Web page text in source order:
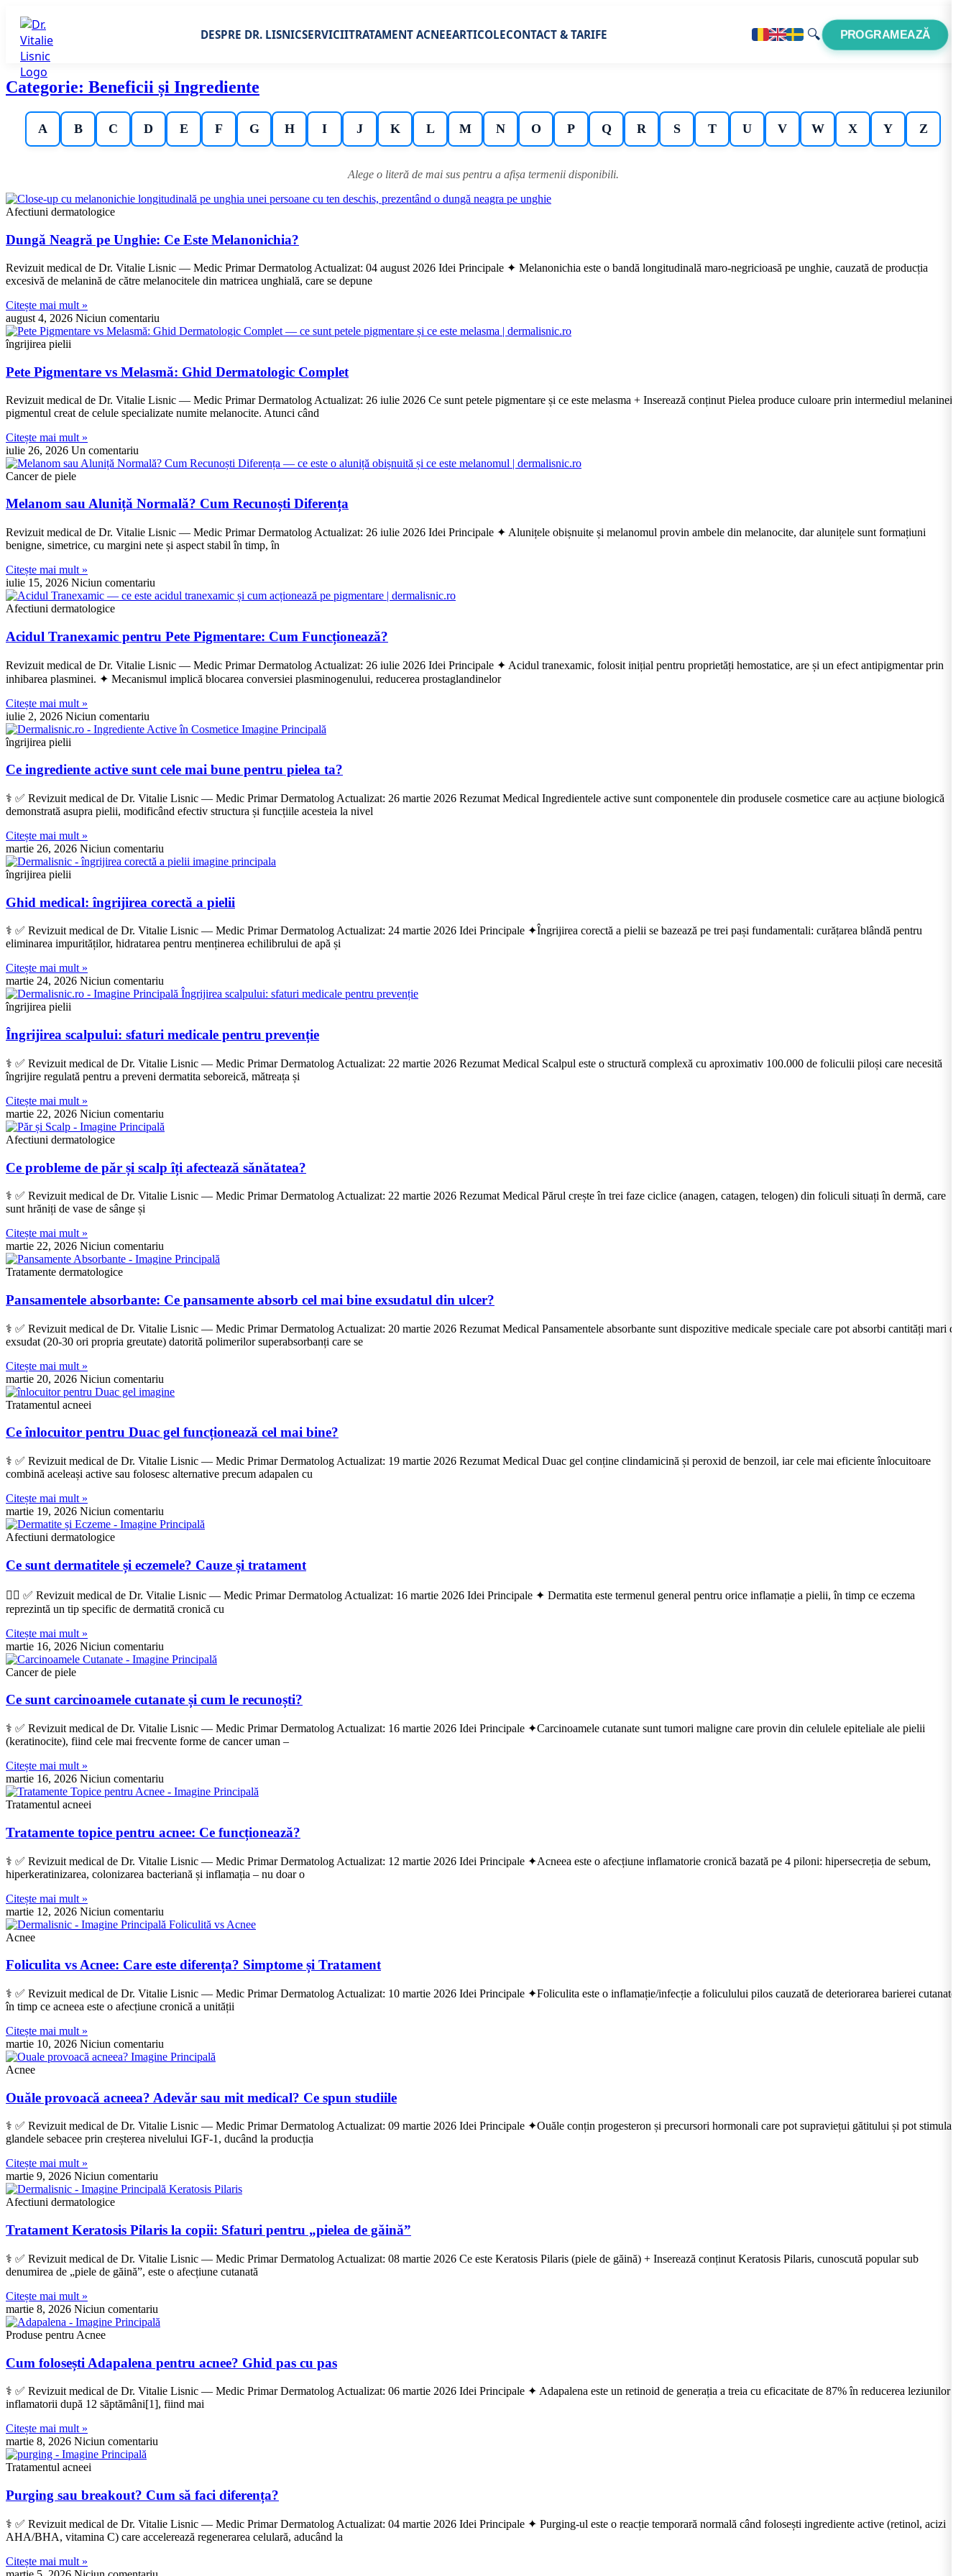
DESPRE DR. LISNICSERVICIITRATAMENT ACNEEARTICOLECONTACT & TARIFE 🔍 PROGRAMEAZĂ
Categorie: Beneficii și Ingrediente
A B C D E F G H I J K L M N O P Q R S T U V W X Y Z
Alege o literă de mai sus pentru a afișa termenii disponibili.
Afectiuni dermatologice
Dungă Neagră pe Unghie: Ce Este Melanonichia?
Revizuit medical de Dr. Vitalie Lisnic — Medic Primar Dermatolog Actualizat: 04 august 2026 Idei Principale ✦ Melanonichia este o bandă longitudinală maro-negricioasă pe unghie, cauzată de producția
excesivă de melanină de către melanocitele din matricea unghială, care se depune
Citește mai mult »
august 4, 2026 Niciun comentariu
îngrijirea pielii
Pete Pigmentare vs Melasmă: Ghid Dermatologic Complet
Revizuit medical de Dr. Vitalie Lisnic — Medic Primar Dermatolog Actualizat: 26 iulie 2026 Ce sunt petele pigmentare și ce este melasma + Inserează conținut Pielea produce culoare prin intermediul melaninei,
pigmentul creat de celule specializate numite melanocite. Atunci când
Citește mai mult »
iulie 26, 2026 Un comentariu
Cancer de piele
Melanom sau Aluniță Normală? Cum Recunoști Diferența
Revizuit medical de Dr. Vitalie Lisnic — Medic Primar Dermatolog Actualizat: 26 iulie 2026 Idei Principale ✦ Alunițele obișnuite și melanomul provin ambele din melanocite, dar alunițele sunt formațiuni
benigne, simetrice, cu margini nete și aspect stabil în timp, în
Citește mai mult »
iulie 15, 2026 Niciun comentariu
Afectiuni dermatologice
Acidul Tranexamic pentru Pete Pigmentare: Cum Funcționează?
Revizuit medical de Dr. Vitalie Lisnic — Medic Primar Dermatolog Actualizat: 26 iulie 2026 Idei Principale ✦ Acidul tranexamic, folosit inițial pentru proprietăți hemostatice, are și un efect antipigmentar prin
inhibarea plasminei. ✦ Mecanismul implică blocarea conversiei plasminogenului, reducerea prostaglandinelor
Citește mai mult »
iulie 2, 2026 Niciun comentariu
îngrijirea pielii
Ce ingrediente active sunt cele mai bune pentru pielea ta?
‍⚕️ ✅ Revizuit medical de Dr. Vitalie Lisnic — Medic Primar Dermatolog Actualizat: 26 martie 2026 Rezumat Medical Ingredientele active sunt componentele din produsele cosmetice care au acțiune biologică
demonstrată asupra pielii, modificând efectiv structura și funcțiile acesteia la nivel
Citește mai mult »
martie 26, 2026 Niciun comentariu
îngrijirea pielii
Ghid medical: îngrijirea corectă a pielii
‍⚕️ ✅ Revizuit medical de Dr. Vitalie Lisnic — Medic Primar Dermatolog Actualizat: 24 martie 2026 Idei Principale ✦Îngrijirea corectă a pielii se bazează pe trei pași fundamentali: curățarea blândă pentru
eliminarea impurităților, hidratarea pentru menținerea echilibrului de apă și
Citește mai mult »
martie 24, 2026 Niciun comentariu
îngrijirea pielii
Îngrijirea scalpului: sfaturi medicale pentru prevenție
‍⚕️ ✅ Revizuit medical de Dr. Vitalie Lisnic — Medic Primar Dermatolog Actualizat: 22 martie 2026 Rezumat Medical Scalpul este o structură complexă cu aproximativ 100.000 de foliculii piloși care necesită
îngrijire regulată pentru a preveni dermatita seboreică, mătreața și
Citește mai mult »
martie 22, 2026 Niciun comentariu
Afectiuni dermatologice
Ce probleme de păr și scalp îți afectează sănătatea?
‍⚕️ ✅ Revizuit medical de Dr. Vitalie Lisnic — Medic Primar Dermatolog Actualizat: 22 martie 2026 Rezumat Medical Părul crește în trei faze ciclice (anagen, catagen, telogen) din foliculi situați în dermă, care
sunt hrăniți de vase de sânge și
Citește mai mult »
martie 22, 2026 Niciun comentariu
Tratamente dermatologice
Pansamentele absorbante: Ce pansamente absorb cel mai bine exsudatul din ulcer?
‍⚕️ ✅ Revizuit medical de Dr. Vitalie Lisnic — Medic Primar Dermatolog Actualizat: 20 martie 2026 Rezumat Medical Pansamentele absorbante sunt dispozitive medicale speciale care pot absorbi cantități mari de
exsudat (20-30 ori propria greutate) datorită polimerilor superabsorbanți care se
Citește mai mult »
martie 20, 2026 Niciun comentariu
Tratamentul acneei
Ce înlocuitor pentru Duac gel funcționează cel mai bine?
‍⚕️ ✅ Revizuit medical de Dr. Vitalie Lisnic — Medic Primar Dermatolog Actualizat: 19 martie 2026 Rezumat Medical Duac gel conține clindamicină și peroxid de benzoil, iar cele mai eficiente înlocuitoare
combină aceleași active sau folosesc alternative precum adapalen cu
Citește mai mult »
martie 19, 2026 Niciun comentariu
Afectiuni dermatologice
Ce sunt dermatitele și eczemele? Cauze și tratament
👨‍⚕️ ✅ Revizuit medical de Dr. Vitalie Lisnic — Medic Primar Dermatolog Actualizat: 16 martie 2026 Idei Principale ✦ Dermatita este termenul general pentru orice inflamație a pielii, în timp ce eczema
reprezintă un tip specific de dermatită cronică cu
Citește mai mult »
martie 16, 2026 Niciun comentariu
Cancer de piele
Ce sunt carcinoamele cutanate și cum le recunoști?
‍⚕️ ✅ Revizuit medical de Dr. Vitalie Lisnic — Medic Primar Dermatolog Actualizat: 16 martie 2026 Idei Principale ✦Carcinoamele cutanate sunt tumori maligne care provin din celulele epiteliale ale pielii
(keratinocite), fiind cele mai frecvente forme de cancer uman –
Citește mai mult »
martie 16, 2026 Niciun comentariu
Tratamentul acneei
Tratamente topice pentru acnee: Ce funcționează?
‍⚕️ ✅ Revizuit medical de Dr. Vitalie Lisnic — Medic Primar Dermatolog Actualizat: 12 martie 2026 Idei Principale ✦Acneea este o afecțiune inflamatorie cronică bazată pe 4 piloni: hipersecreția de sebum,
hiperkeratinizarea, colonizarea bacteriană și inflamația – nu doar o
Citește mai mult »
martie 12, 2026 Niciun comentariu
Acnee
Foliculita vs Acnee: Care este diferența? Simptome și Tratament
‍⚕️ ✅ Revizuit medical de Dr. Vitalie Lisnic — Medic Primar Dermatolog Actualizat: 10 martie 2026 Idei Principale ✦Foliculita este o inflamație/infecție a foliculului pilos cauzată de deteriorarea barierei cutanate,
în timp ce acneea este o afecțiune cronică a unității
Citește mai mult »
martie 10, 2026 Niciun comentariu
Acnee
Ouăle provoacă acneea? Adevăr sau mit medical? Ce spun studiile
‍⚕️ ✅ Revizuit medical de Dr. Vitalie Lisnic — Medic Primar Dermatolog Actualizat: 09 martie 2026 Idei Principale ✦Ouăle conțin progesteron și precursori hormonali care pot supraviețui gătitului și pot stimula
glandele sebacee prin creșterea nivelului IGF-1, ducând la producția
Citește mai mult »
martie 9, 2026 Niciun comentariu
Afectiuni dermatologice
Tratament Keratosis Pilaris la copii: Sfaturi pentru „pielea de găină”
‍⚕️ ✅ Revizuit medical de Dr. Vitalie Lisnic — Medic Primar Dermatolog Actualizat: 08 martie 2026 Ce este Keratosis Pilaris (piele de găină) + Inserează conținut Keratosis Pilaris, cunoscută popular sub
denumirea de „piele de găină”, este o afecțiune cutanată
Citește mai mult »
martie 8, 2026 Niciun comentariu
Produse pentru Acnee
Cum folosești Adapalena pentru acnee? Ghid pas cu pas
‍⚕️ ✅ Revizuit medical de Dr. Vitalie Lisnic — Medic Primar Dermatolog Actualizat: 06 martie 2026 Idei Principale ✦ Adapalena este un retinoid de generația a treia cu eficacitate de 87% în reducerea leziunilor
inflamatorii după 12 săptămâni[1], fiind mai
Citește mai mult »
martie 8, 2026 Niciun comentariu
Tratamentul acneei
Purging sau breakout? Cum să faci diferența?
‍⚕️ ✅ Revizuit medical de Dr. Vitalie Lisnic — Medic Primar Dermatolog Actualizat: 04 martie 2026 Idei Principale ✦ Purging-ul este o reacție temporară normală când folosești ingrediente active (retinol, acizi
AHA/BHA, vitamina C) care accelerează regenerarea celulară, aducând la
Citește mai mult »